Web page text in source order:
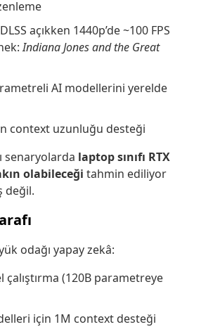
açıkken 1440p’de ~100 FPS
Indiana Jones and the Great
AI modellerini yerelde
context uzunluğu desteği
senaryolarda laptop sınıfı RTX
olabileceği tahmin ediliyor
değil.
odağı yapay zekâ:
çalıştırma (120B parametreye
için 1M context desteği